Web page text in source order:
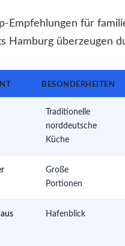
Empfehlungen für
Hamburg überzeugen
BESONDERHEITEN
Traditionelle
norddeutsche
Küche
Große
Portionen
Hafenblick